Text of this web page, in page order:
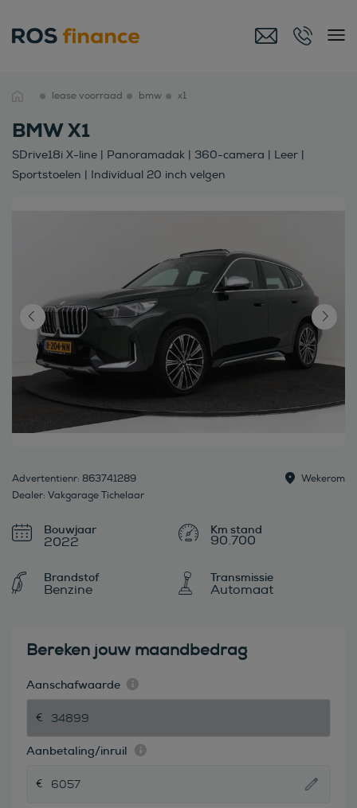
lease voorraad bmw x1
BMW X1
SDrive18i X-line | Panoramadak | 360-camera | Leer |
Sportstoelen | Individual 20 inch velgen
Advertentienr: 863741289
Dealer: Vakgarage Tichelaar
Wekerom
Bouwjaar
2022 90.700
Brandstof
Benzine
Transmissie
Automaat
Bereken jouw maandbedrag
Aanschafwaarde
Aanbetaling/inruil